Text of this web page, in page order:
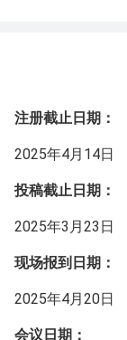
注册截止日期：
2025年4月14日
投稿截止日期：
2025年3月23日
现场报到日期：
2025年4月20日
会议日期：